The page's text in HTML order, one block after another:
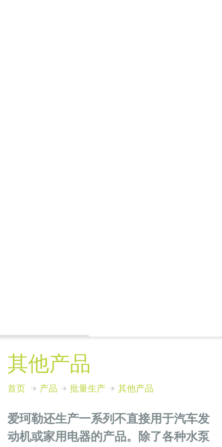
其他产品
首页 产品 批量生产 其他产品
爱珂勒还生产一系列不直接用于汽车发
动机或家用电器的产品。除了各种水泵